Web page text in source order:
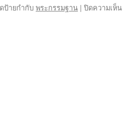
ป้ายกำกับ พระกรรมฐาน | ปิดความเห็น